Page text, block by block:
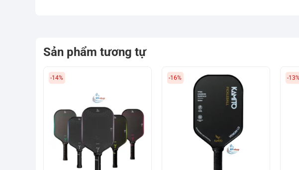
Sản phẩm tương tự
-14% -16% -